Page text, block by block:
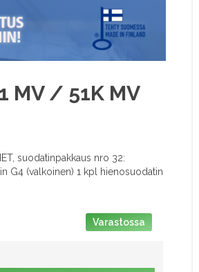
MV / 51K MV
suodatinpakkaus nro 32:
G4 (valkoinen) 1 kpl hienosuodatin
Varastossa